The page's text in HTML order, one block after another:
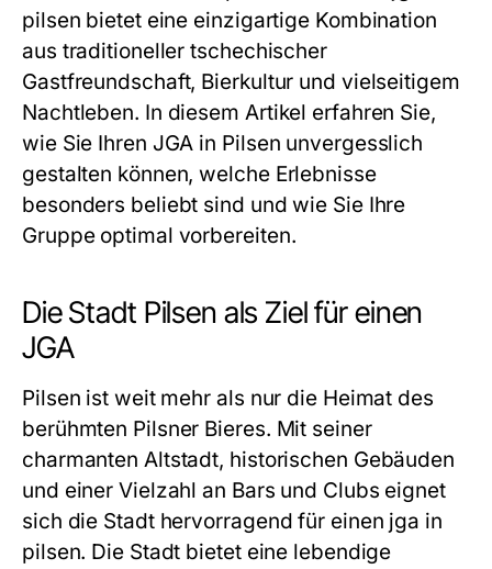
pilsen bietet eine einzigartige Kombination
aus traditioneller tschechischer
Gastfreundschaft, Bierkultur und vielseitigem
Nachtleben. In diesem Artikel erfahren Sie,
wie Sie Ihren JGA in Pilsen unvergesslich
gestalten können, welche Erlebnisse
besonders beliebt sind und wie Sie Ihre
Gruppe optimal vorbereiten.
Die Stadt Pilsen als Ziel für einen
JGA
Pilsen ist weit mehr als nur die Heimat des
berühmten Pilsner Bieres. Mit seiner
charmanten Altstadt, historischen Gebäuden
und einer Vielzahl an Bars und Clubs eignet
sich die Stadt hervorragend für einen jga in
pilsen. Die Stadt bietet eine lebendige